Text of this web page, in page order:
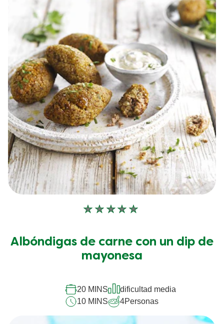
No
enviado
calificaciones
recipe
Albóndigas de carne con un dip de
mayonesa
20 MINS
dificultad media
10 MINS
4Personas